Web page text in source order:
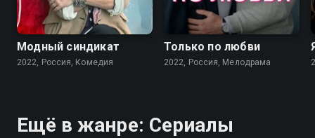
7.6
Модный синдикат
2022, Россия, Комедия
Только по любви
2022, Россия, Мелодрама
Ещё в жанре: Сериалы